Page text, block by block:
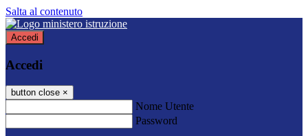
Salta al contenuto
Accedi
Accedi
button close ×
Nome Utente
Password